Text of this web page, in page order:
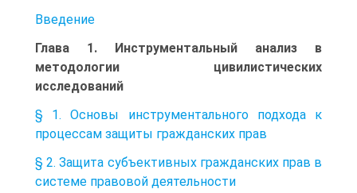
Введение
Глава 1. Инструментальный анализ в
методологии цивилистических
исследований
§ 1. Основы инструментального подхода к
процессам защиты гражданских прав
§ 2. Защита субъективных гражданских прав в
системе правовой деятельности